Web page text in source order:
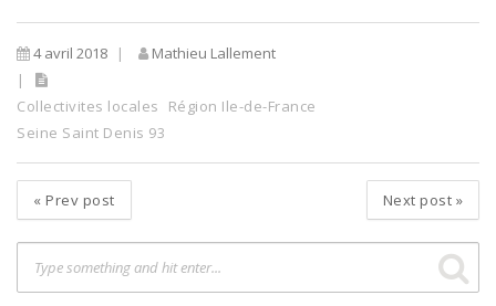
4 avril 2018 Mathieu Lallement
Collectivites locales
Région Ile-de-France
Seine Saint Denis 93
« Prev post Next post »